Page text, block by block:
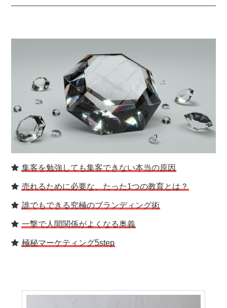
集客を勉強しても集客できない本当の原因
売れるために必要な、たった1つの教育とは？
誰でもできる究極のブランディング術
一撃で人間関係がよくなる奥義
極秘マーケティング5step